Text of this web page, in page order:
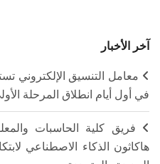
آخر الأخبار
في أول أيام انطلاق المرحلة
فريق كلية الحاسبات
هاكاثون الذكاء الاصطناعي